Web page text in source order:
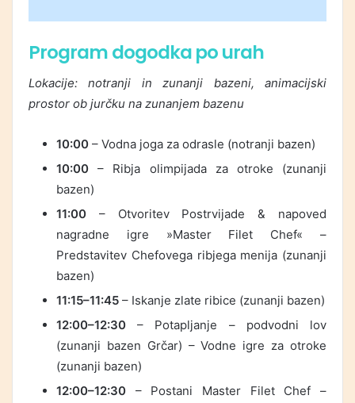
Program dogodka po urah
Lokacije: notranji in zunanji bazeni, animacijski
prostor ob jurčku na zunanjem bazenu
10:00 – Vodna joga za odrasle (notranji bazen)
10:00 – Ribja olimpijada za otroke (zunanji
bazen)
11:00 – Otvoritev Postrvijade & napoved
nagradne igre »Master Filet Chef« –
Predstavitev Chefovega ribjega menija (zunanji
bazen)
11:15–11:45 – Iskanje zlate ribice (zunanji bazen)
12:00–12:30 – Potapljanje – podvodni lov
(zunanji bazen Grčar) – Vodne igre za otroke
(zunanji bazen)
12:00–12:30 – Postani Master Filet Chef –